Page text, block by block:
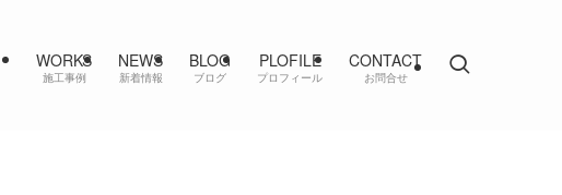
WORKS
施工事例
NEWS
新着情報
BLOG
ブログ
PLOFILE
プロフィール
CONTACT
お問合せ